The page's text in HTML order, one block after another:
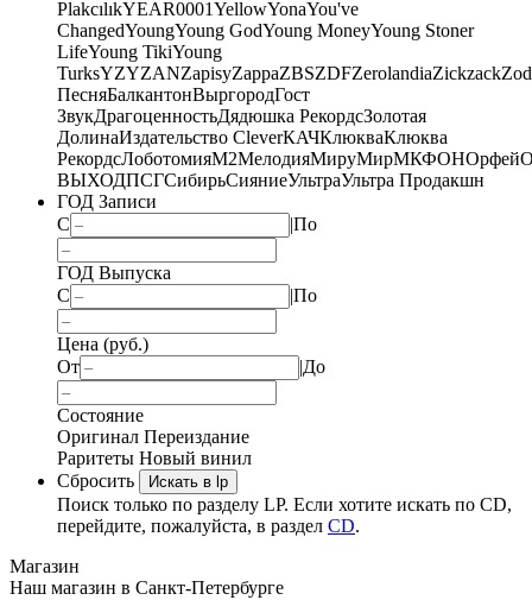
PlakcılıkYEAR0001YellowYonaYou've
ChangedYoungYoung GodYoung MoneyYoung Stoner
LifeYoung TikiYoung
TurksYZYZANZapisyZappaZBSZDFZerolandiaZickzack
ПесняБалкантонВыргородГост
ЗвукДрагоценностьДядюшка РекордсЗолотая
ДолинаИздательство CleverКАЧКлюкваКлюква
РекордсЛоботомияМ2МелодияМируМирМКФОНОрфей
ВЫХОДПСГСибирьСияниеУльтраУльтра Продакшн
ГОД Записи
С
|По
ГОД Выпуска
С
|По
Цена (руб.)
От
|До
Состояние
Оригинал Переиздание
Раритеты Новый винил
Сбросить
Искать в lp
Поиск только по разделу LP. Если хотите искать по CD,
перейдите, пожалуйста, в раздел CD.
Магазин
Наш магазин в Санкт-Петербурге